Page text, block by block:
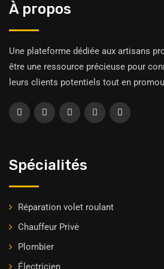
À propos
Une plateforme dédiée aux artisans
être une ressource précieuse pour
leurs clients potentiels tout en
Spécialités
Réparation volet roulant
Chauffeur Privė
Plombier
Électricien